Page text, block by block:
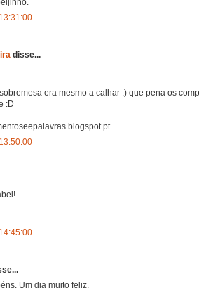
disse...
era mesmo a calhar :) que pena os
:D
Um dia muito feliz.